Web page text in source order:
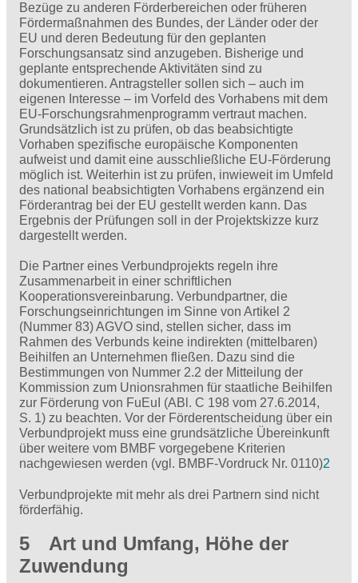
Bezüge zu anderen Förderbereichen oder früheren
Fördermaßnahmen des Bundes, der Länder oder der
EU und deren Bedeutung für den geplanten
Forschungsansatz sind anzugeben. Bisherige und
geplante entsprechende Aktivitäten sind zu
dokumentieren. Antragsteller sollen sich – auch im
eigenen Interesse – im Vorfeld des Vorhabens mit dem
EU-Forschungsrahmenprogramm vertraut machen.
Grundsätzlich ist zu prüfen, ob das beabsichtigte
Vorhaben spezifische europäische Komponenten
aufweist und damit eine ausschließliche EU-Förderung
möglich ist. Weiterhin ist zu prüfen, inwieweit im Umfeld
des national beabsichtigten Vorhabens ergänzend ein
Förderantrag bei der EU gestellt werden kann. Das
Ergebnis der Prüfungen soll in der Projektskizze kurz
dargestellt werden.
Die Partner eines Verbundprojekts regeln ihre
Zusammenarbeit in einer schriftlichen
Kooperationsvereinbarung. Verbundpartner, die
Forschungseinrichtungen im Sinne von Artikel 2
(Nummer 83) AGVO sind, stellen sicher, dass im
Rahmen des Verbunds keine indirekten (mittelbaren)
Beihilfen an Unternehmen fließen. Dazu sind die
Bestimmungen von Nummer 2.2 der Mitteilung der
Kommission zum Unionsrahmen für staatliche Beihilfen
zur Förderung von FuEuI (ABl. C 198 vom 27.6.2014,
S. 1) zu beachten. Vor der Förderentscheidung über ein
Verbundprojekt muss eine grundsätzliche Übereinkunft
über weitere vom BMBF vorgegebene Kriterien
nachgewiesen werden (vgl. BMBF-Vordruck Nr. 0110)2
Verbundprojekte mit mehr als drei Partnern sind nicht
förderfähig.
5 Art und Umfang, Höhe der
Zuwendung